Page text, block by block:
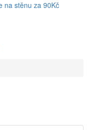
na stěnu za 90Kč